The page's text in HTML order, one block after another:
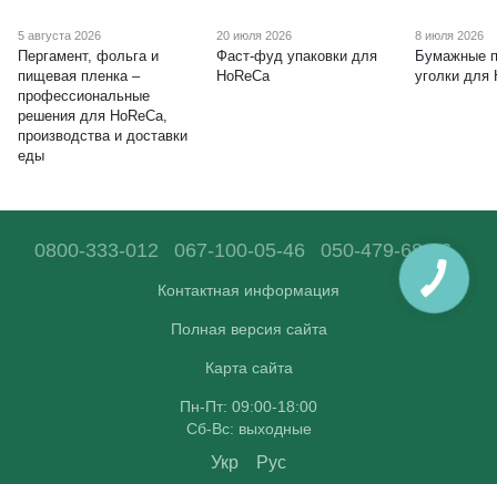
5 августа 2026
Пергамент, фольга и
пищевая пленка –
профессиональные
решения для HoReCa,
производства и доставки
еды
20 июля 2026
Фаст-фуд упаковки для
HoReCa
8 июля 2026
Бумажные
уголки для
0800-333-012 067-100-05-46 050-479-68-36
Контактная информация
Полная версия сайта
Карта сайта
Пн-Пт: 09:00-18:00
Сб-Вс: выходные
Укр Рус